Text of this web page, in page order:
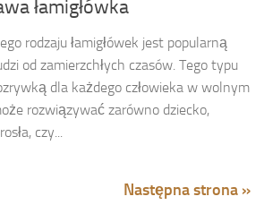
łamigłówka
rodzaju łamigłówek jest popularną
od zamierzchłych czasów. Tego typu
dla każdego człowieka w wolnym
rozwiązywać zarówno dziecko,
czy...
Następna strona »